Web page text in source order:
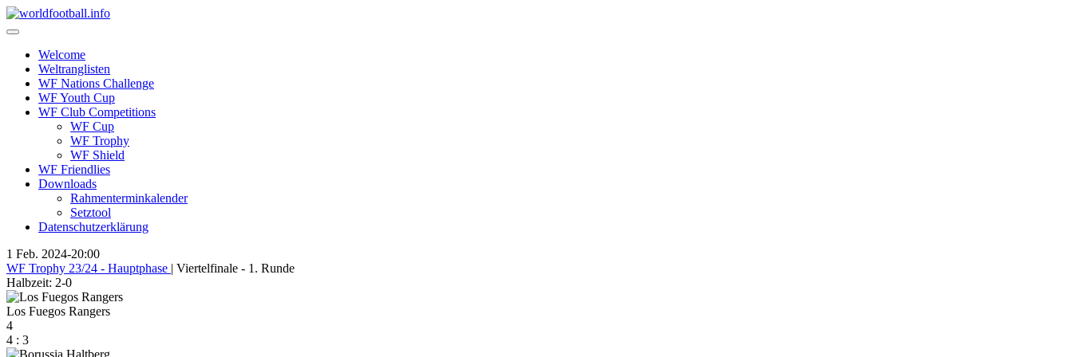
Skip
to
Welcome
Weltranglisten
WF Nations Challenge
WF Youth Cup
WF Club Competitions
WF Cup
WF Trophy
WF Shield
WF Friendlies
Downloads
Rahmenterminkalender
Setztool
Datenschutzerklärung
1 Feb. 2024-20:00
WF Trophy 23/24 - Hauptphase | Viertelfinale - 1. Runde
Halbzeit: 2-0
Los Fuegos Rangers
4
4 : 3